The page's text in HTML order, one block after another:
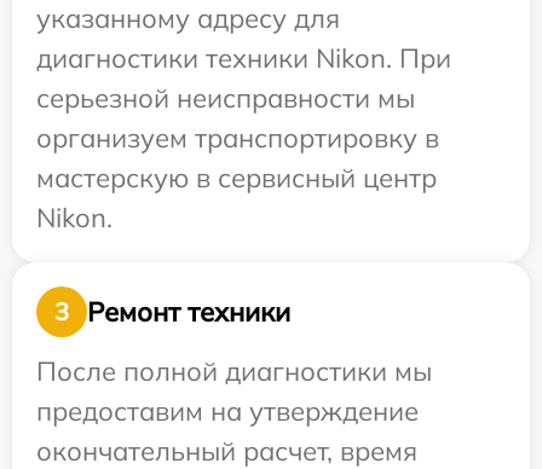
указанному адресу для
диагностики техники Nikon. При
серьезной неисправности мы
организуем транспортировку в
мастерскую в сервисный центр
Nikon.
3
Ремонт техники
После полной диагностики мы
предоставим на утверждение
окончательный расчет, время